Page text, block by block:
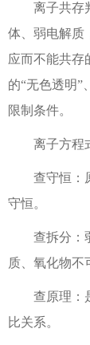
离子共存
体、弱电解质
应而不能共存
的“无色透明”
限制条件。
离子方程
查守恒：
守恒。
查拆分：
质、氧化物不
查原理：
比关系。